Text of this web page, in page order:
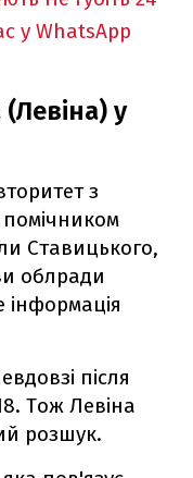
у WhatsApp
у
з
Ставицького,
облради
після
Тож Левіна
розшук.